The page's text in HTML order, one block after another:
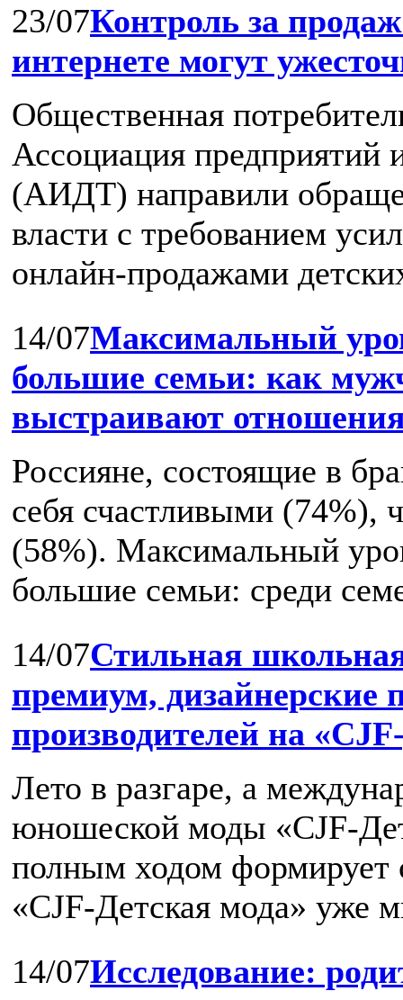
23/07Контроль за
интернете могут
Общественная
Ассоциация предприятий
(АИДТ) направили
власти с требованием
онлайн‑продажами
14/07Максимальный
большие семьи: как
выстраивают отношения
Россияне, состоящие в
себя счастливыми (74%),
(58%). Максимальный
большие семьи: среди
14/07Стильная
премиум, дизайнерские
производителей на
Лето в разгаре, а
юношеской моды «CJF-
полным ходом формирует
«CJF-Детская мода» уже
14/07Исследование: